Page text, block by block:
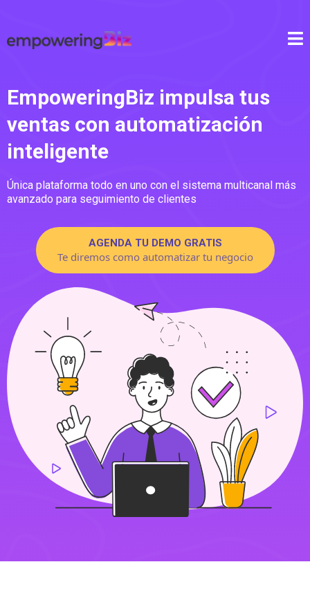
EmpoweringBiz impulsa tus
ventas con automatización
inteligente
Única plataforma todo en uno con el sistema multicanal más
avanzado para seguimiento de clientes
AGENDA TU DEMO GRATIS
Te diremos como automatizar tu negocio